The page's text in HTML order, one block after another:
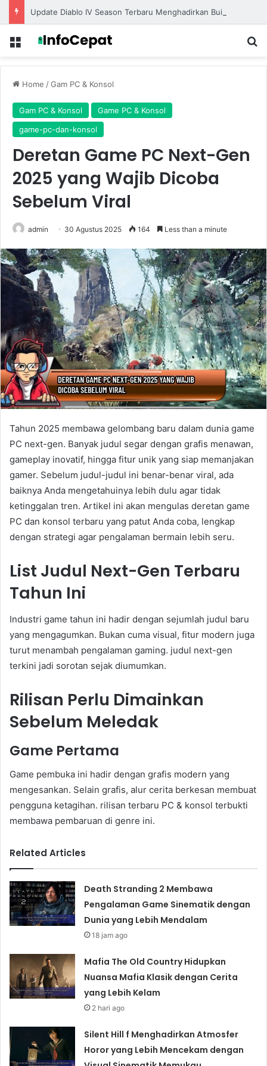
Menu
Home /Gam PC & Konsol
Gam PC & Konsol
Game PC & Konsol
game-pc-dan-konsol
Deretan Game PC Next-Gen
2025 yang Wajib Dicoba
Sebelum Viral
admin 30 Agustus 2025 164 Less than a minute
Tahun 2025 membawa gelombang baru dalam dunia game
PC next-gen. Banyak judul segar dengan grafis menawan,
gameplay inovatif, hingga fitur unik yang siap memanjakan
gamer. Sebelum judul-judul ini benar-benar viral, ada
baiknya Anda mengetahuinya lebih dulu agar tidak
ketinggalan tren. Artikel ini akan mengulas deretan game
PC dan konsol terbaru yang patut Anda coba, lengkap
dengan strategi agar pengalaman bermain lebih seru.
List Judul Next-Gen Terbaru
Tahun Ini
Industri game tahun ini hadir dengan sejumlah judul baru
yang mengagumkan. Bukan cuma visual, fitur modern juga
turut menambah pengalaman gaming. judul next-gen
terkini jadi sorotan sejak diumumkan.
Rilisan Perlu Dimainkan
Sebelum Meledak
Game Pertama
Game pembuka ini hadir dengan grafis modern yang
mengesankan. Selain grafis, alur cerita berkesan membuat
pengguna ketagihan. rilisan terbaru PC & konsol terbukti
membawa pembaruan di genre ini.
Related Articles
Death Stranding 2 Membawa
Pengalaman Game Sinematik dengan
Dunia yang Lebih Mendalam
18 jam ago
Mafia The Old Country Hidupkan
Nuansa Mafia Klasik dengan Cerita
yang Lebih Kelam
2 hari ago
Silent Hill f Menghadirkan Atmosfer
Horor yang Lebih Mencekam dengan